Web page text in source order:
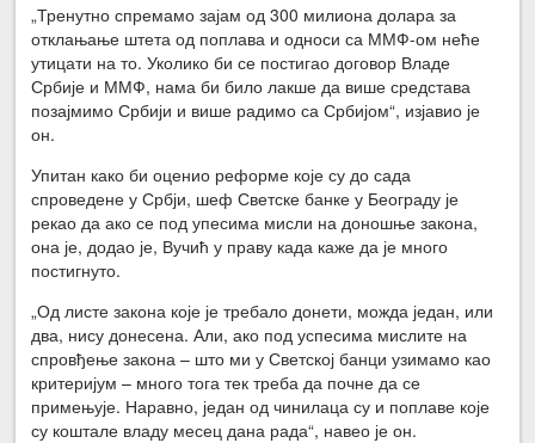
„Тренутно спремамо зајам од 300 милиона долара за
отклањање штета од поплава и односи са ММФ-ом неће
утицати на то. Уколико би се постигао договор Владе
Србије и ММФ, нама би било лакше да више средстава
позајмимо Србији и више радимо са Србијом“, изјавио је
он.
Упитан како би оценио реформе које су до сада
спроведене у Србји, шеф Светске банке у Београду је
рекао да ако се под упесима мисли на доношње закона,
она је, додао је, Вучић у праву када каже да је много
постигнуто.
„Од листе закона које је требало донети, можда један, или
два, нису донесена. Али, ако под успесима мислите на
спровђење закона – што ми у Светској банци узимамо као
критеријум – много тога тек треба да почне да се
примењује. Наравно, један од чинилаца су и поплаве које
су коштале владу месец дана рада“, навео је он.